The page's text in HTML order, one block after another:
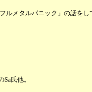
メタルパニック」の話を
氏他。